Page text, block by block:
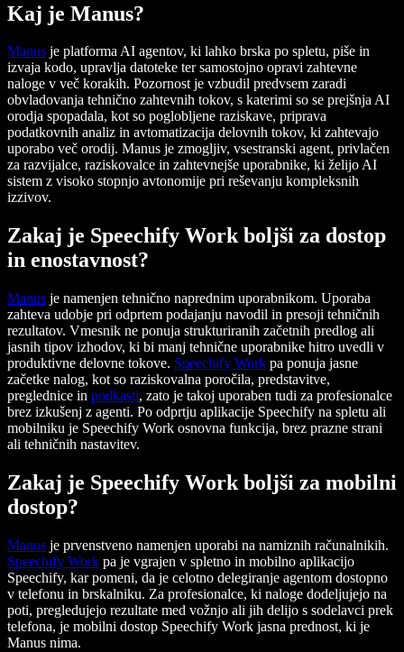
Kaj je Manus?
Manus je platforma AI agentov, ki lahko brska po spletu, piše in
izvaja kodo, upravlja datoteke ter samostojno opravi zahtevne
naloge v več korakih. Pozornost je vzbudil predvsem zaradi
obvladovanja tehnično zahtevnih tokov, s katerimi so se prejšnja AI
orodja spopadala, kot so poglobljene raziskave, priprava
podatkovnih analiz in avtomatizacija delovnih tokov, ki zahtevajo
uporabo več orodij. Manus je zmogljiv, vsestranski agent, privlačen
za razvijalce, raziskovalce in zahtevnejše uporabnike, ki želijo AI
sistem z visoko stopnjo avtonomije pri reševanju kompleksnih
izzivov.
Zakaj je Speechify Work boljši za dostop
in enostavnost?
Manus je namenjen tehnično naprednim uporabnikom. Uporaba
zahteva udobje pri odprtem podajanju navodil in presoji tehničnih
rezultatov. Vmesnik ne ponuja strukturiranih začetnih predlog ali
jasnih tipov izhodov, ki bi manj tehnične uporabnike hitro uvedli v
produktivne delovne tokove. Speechify Work pa ponuja jasne
začetke nalog, kot so raziskovalna poročila, predstavitve,
preglednice in podkasti, zato je takoj uporaben tudi za profesionalce
brez izkušenj z agenti. Po odprtju aplikacije Speechify na spletu ali
mobilniku je Speechify Work osnovna funkcija, brez prazne strani
ali tehničnih nastavitev.
Zakaj je Speechify Work boljši za mobilni
dostop?
Manus je prvenstveno namenjen uporabi na namiznih računalnikih.
Speechify Work pa je vgrajen v spletno in mobilno aplikacijo
Speechify, kar pomeni, da je celotno delegiranje agentom dostopno
v telefonu in brskalniku. Za profesionalce, ki naloge dodeljujejo na
poti, pregledujejo rezultate med vožnjo ali jih delijo s sodelavci prek
telefona, je mobilni dostop Speechify Work jasna prednost, ki je
Manus nima.